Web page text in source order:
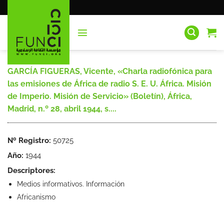
al
GARCÍA FIGUERAS, Vicente, «Charla radiofónica para
las emisiones de África de radio S. E. U. África. Misión
de Imperio. Misión de Servicio» (Boletín), África,
Madrid, n.º 28, abril 1944, s....
Nº Registro: 50725
Año: 1944
Descriptores:
Medios informativos. Información
Africanismo